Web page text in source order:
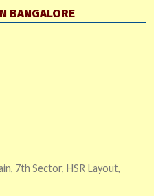
BANGALORE
7th Sector, HSR Layout,